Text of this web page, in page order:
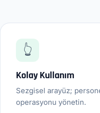
👆
Kolay Kullanım
Sezgisel arayüz;
operasyonu yönetin.